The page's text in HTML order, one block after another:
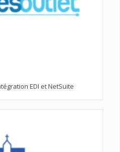
EDI et NetSuite